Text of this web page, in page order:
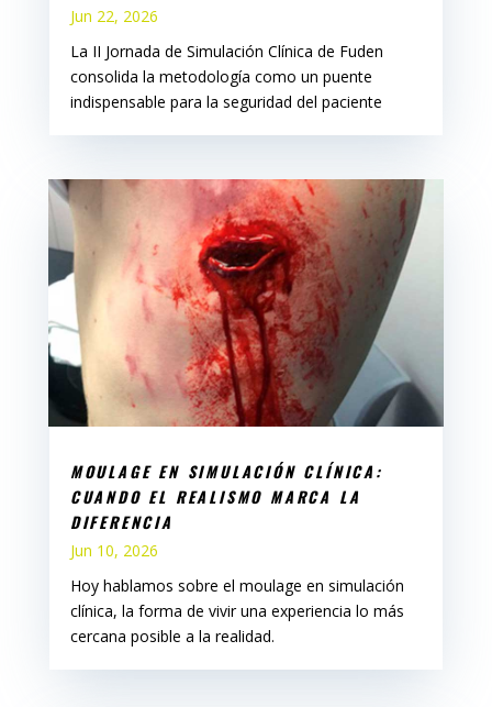
Jun 22, 2026
La II Jornada de Simulación Clínica de Fuden
consolida la metodología como un puente
indispensable para la seguridad del paciente
MOULAGE EN SIMULACIÓN CLÍNICA:
CUANDO EL REALISMO MARCA LA
DIFERENCIA
Jun 10, 2026
Hoy hablamos sobre el moulage en simulación
clínica, la forma de vivir una experiencia lo más
cercana posible a la realidad.